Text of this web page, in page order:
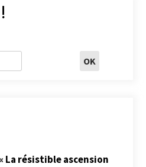
« La résistible ascension